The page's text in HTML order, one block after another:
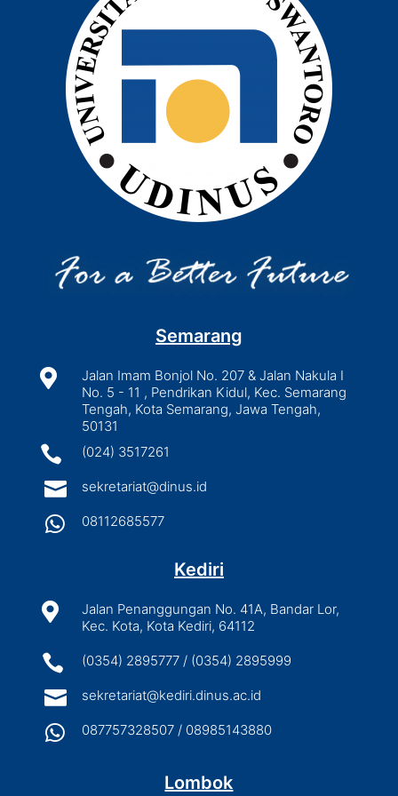
Semarang

Jalan Imam Bonjol No. 207 & Jalan Nakula I
No. 5 - 11 , Pendrikan Kidul, Kec. Semarang
Tengah, Kota Semarang, Jawa Tengah,
50131
 (024) 3517261
 sekretariat@dinus.id
 08112685577
Kediri

Jalan Penanggungan No. 41A, Bandar Lor,
Kec. Kota, Kota Kediri, 64112
 (0354) 2895777 / (0354) 2895999
 sekretariat@kediri.dinus.ac.id
 087757328507 / 08985143880
Lombok